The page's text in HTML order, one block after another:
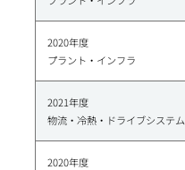
2020年度
プラント・インフラ
2021年度
物流・冷熱・ドライブシステム
2020年度